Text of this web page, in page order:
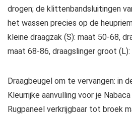
drogen; de klittenbandsluitingen
het wassen precies op de
kleine draagzak (S): maat 50-68,
maat 68-86, draagslinger groot
Draagbeugel om te vervangen: in
Kleurrijke aanvulling voor je Nabaca
Rugpaneel verkrijgbaar tot broek